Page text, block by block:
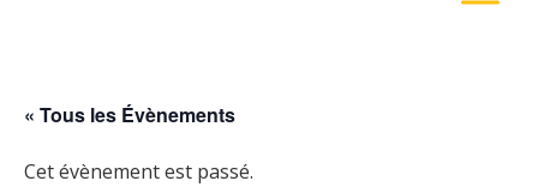
« Tous les Évènements
Cet évènement est passé.